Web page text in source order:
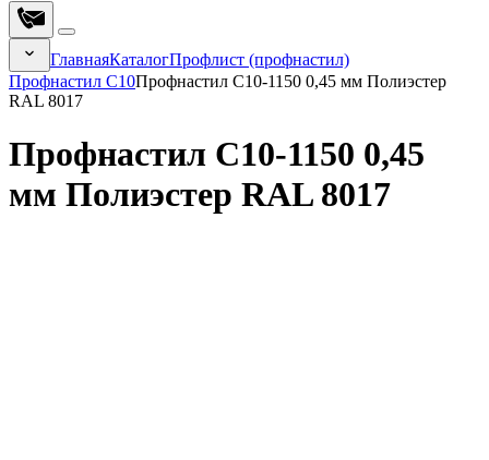
ГлавнаяКаталогПрофлист (профнастил)
Профнастил С10Профнастил C10-1150 0,45 мм Полиэстер
RAL 8017
Профнастил C10-1150 0,45
мм Полиэстер RAL 8017